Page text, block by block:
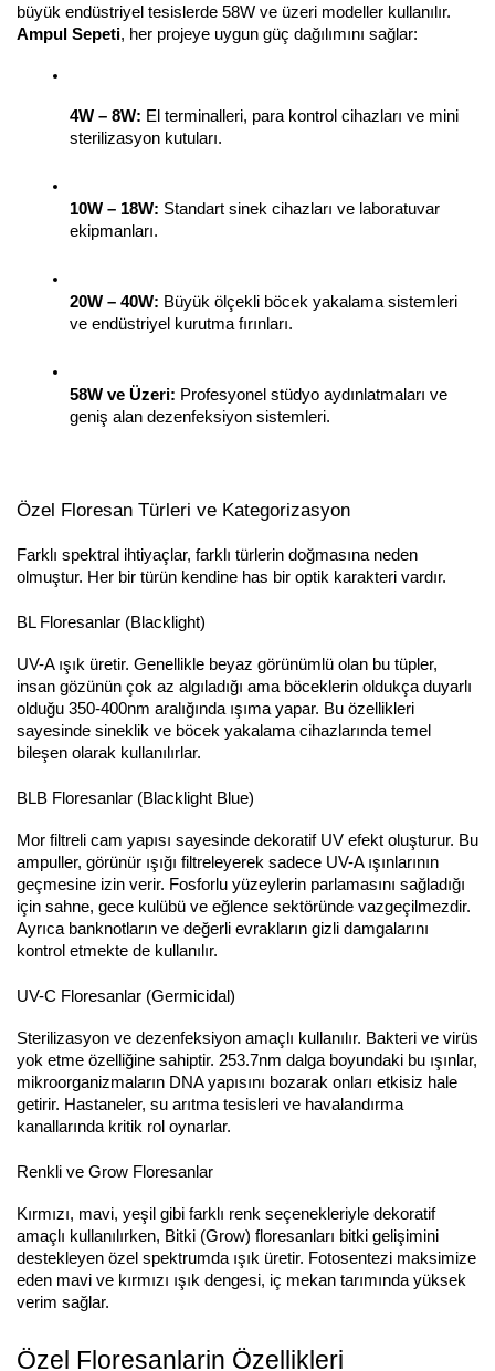
Ampul Sepeti, her projeye uygun güç dağılımını sağlar:
4W – 8W: El terminalleri, para kontrol cihazları ve mini
sterilizasyon kutuları.
10W – 18W: Standart sinek cihazları ve laboratuvar
ekipmanları.
20W – 40W: Büyük ölçekli böcek yakalama sistemleri
ve endüstriyel kurutma fırınları.
58W ve Üzeri: Profesyonel stüdyo aydınlatmaları ve
geniş alan dezenfeksiyon sistemleri.
Özel Floresan Türleri ve Kategorizasyon
Farklı spektral ihtiyaçlar, farklı türlerin doğmasına neden
olmuştur. Her bir türün kendine has bir optik karakteri vardır.
BL Floresanlar (Blacklight)
UV-A ışık üretir. Genellikle beyaz görünümlü olan bu tüpler,
insan gözünün çok az algıladığı ama böceklerin oldukça duyarlı
olduğu 350-400nm aralığında ışıma yapar. Bu özellikleri
sayesinde sineklik ve böcek yakalama cihazlarında temel
bileşen olarak kullanılırlar.
BLB Floresanlar (Blacklight Blue)
Mor filtreli cam yapısı sayesinde dekoratif UV efekt oluşturur. Bu
ampuller, görünür ışığı filtreleyerek sadece UV-A ışınlarının
geçmesine izin verir. Fosforlu yüzeylerin parlamasını sağladığı
için sahne, gece kulübü ve eğlence sektöründe vazgeçilmezdir.
Ayrıca banknotların ve değerli evrakların gizli damgalarını
kontrol etmekte de kullanılır.
UV-C Floresanlar (Germicidal)
Sterilizasyon ve dezenfeksiyon amaçlı kullanılır. Bakteri ve virüs
yok etme özelliğine sahiptir. 253.7nm dalga boyundaki bu ışınlar,
mikroorganizmaların DNA yapısını bozarak onları etkisiz hale
getirir. Hastaneler, su arıtma tesisleri ve havalandırma
kanallarında kritik rol oynarlar.
Renkli ve Grow Floresanlar
Kırmızı, mavi, yeşil gibi farklı renk seçenekleriyle dekoratif
amaçlı kullanılırken, Bitki (Grow) floresanları bitki gelişimini
destekleyen özel spektrumda ışık üretir. Fotosentezi maksimize
eden mavi ve kırmızı ışık dengesi, iç mekan tarımında yüksek
verim sağlar.
Özel Floresanlarin Özellikleri